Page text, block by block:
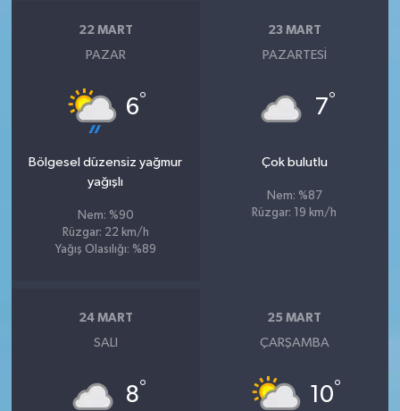
22 MART
PAZAR
6°
Bölgesel düzensiz yağmur
yağışlı
Nem: %90
Rüzgar: 22 km/h
Yağış Olasılığı: %89
23 MART
PAZARTESI
7°
Çok bulutlu
Nem: %87
Rüzgar: 19 km/h
24 MART
SALI
8°
25 MART
ÇARŞAMBA
10°